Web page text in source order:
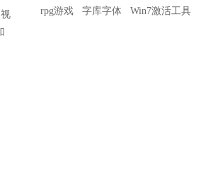
rpg游戏
字库字体 Win7激活工具